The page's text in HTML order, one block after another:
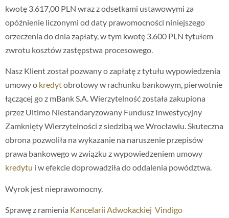
kwotę 3.617,00 PLN wraz z odsetkami ustawowymi za
opóźnienie liczonymi od daty prawomocności niniejszego
orzeczenia do dnia zapłaty, w tym kwotę 3.600 PLN tytułem
zwrotu kosztów zastępstwa procesowego.
Nasz Klient został pozwany o zapłatę z tytułu wypowiedzenia
umowy o kredytobrotowy w rachunku bankowym, pierwotnie
łączącej go z mBank S.A. Wierzytelność została zakupiona
przez Ultimo Niestandaryzowany Fundusz Inwestycyjny
Zamknięty Wierzytelności z siedzibą we Wrocławiu. Skuteczna
obrona pozwoliła na wykazanie na naruszenie przepisów
prawa bankowego w związku z wypowiedzeniem umowy
kredytu i w efekcie doprowadziła do oddalenia powództwa.
Wyrok jest nieprawomocny.
Sprawę z ramienia Kancelarii Adwokackiej Vindigo